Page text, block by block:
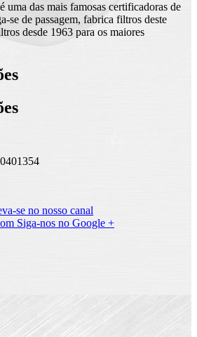
das mais famosas certificadoras de
se de passagem, fabrica filtros deste
desde 1963 para os maiores
se no nosso canal
Siga-nos no Google +